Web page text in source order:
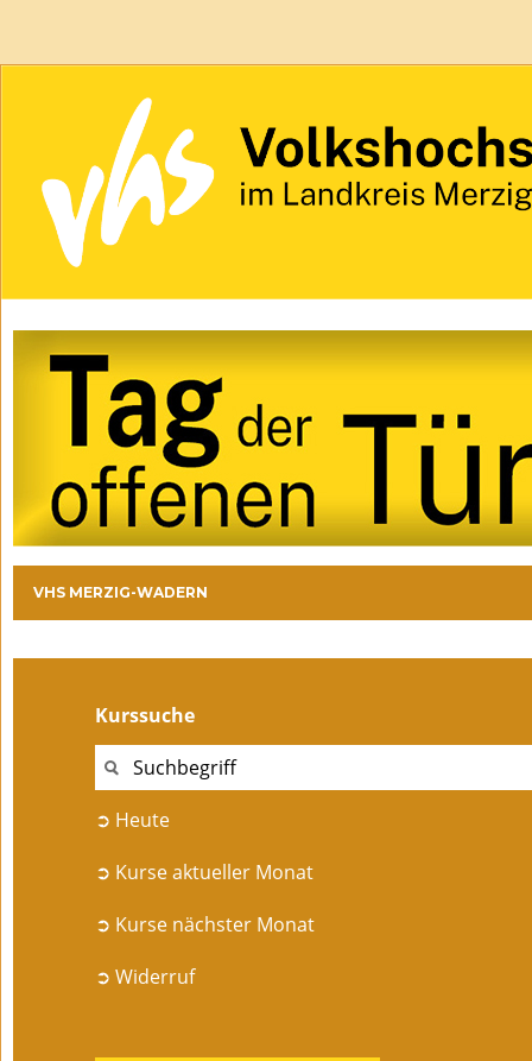
VHS MERZIG-WADERN
Kurssuche
➲ Heute
➲ Kurse aktueller Monat
➲ Kurse nächster Monat
➲ Widerruf